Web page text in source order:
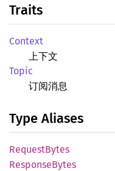
Traits
Context
上下文
Topic
订阅消息
Type Aliases
RequestBytes
ResponseBytes